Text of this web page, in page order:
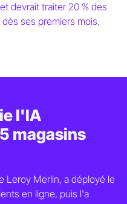
devrait traiter 20 % des
ses premiers mois.
l'IA
magasins
Leroy Merlin, a déployé le
en ligne, puis l'a